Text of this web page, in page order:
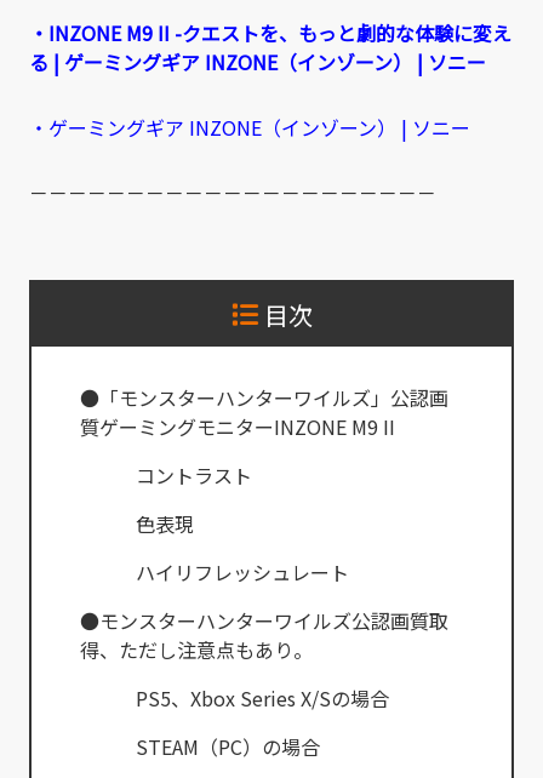
・INZONE M9 II -クエストを、もっと劇的な体験に変え
る | ゲーミングギア INZONE（インゾーン） | ソニー
・ゲーミングギア INZONE（インゾーン） | ソニー
－－－－－－－－－－－－－－－－－－－－－
目次
●「モンスターハンターワイルズ」公認画
質ゲーミングモニターINZONE M9 II
コントラスト
色表現
ハイリフレッシュレート
●モンスターハンターワイルズ公認画質取
得、ただし注意点もあり。
PS5、Xbox Series X/Sの場合
STEAM（PC）の場合